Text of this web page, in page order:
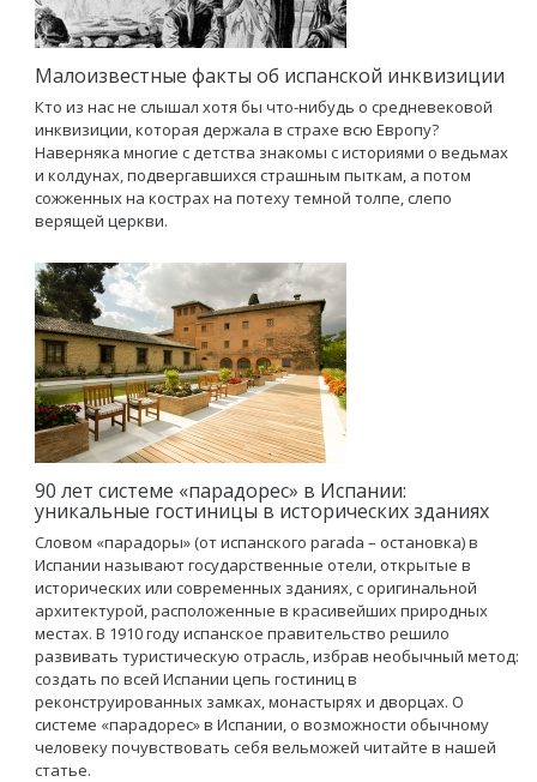
Малоизвестные факты об испанской инквизиции
Кто из нас не слышал хотя бы что-нибудь о средневековой
инквизиции, которая держала в страхе всю Европу?
Наверняка многие с детства знакомы с историями о ведьмах
и колдунах, подвергавшихся страшным пыткам, а потом
сожженных на кострах на потеху темной толпе, слепо
верящей церкви.
90 лет системе «парадорес» в Испании:
уникальные гостиницы в исторических зданиях
Словом «парадоры» (от испанского parada – остановка) в
Испании называют государственные отели, открытые в
исторических или современных зданиях, с оригинальной
архитектурой, расположенные в красивейших природных
местах. В 1910 году испанское правительство решило
развивать туристическую отрасль, избрав необычный метод:
создать по всей Испании цепь гостиниц в
реконструированных замках, монастырях и дворцах. О
системе «парадорес» в Испании, о возможности обычному
человеку почувствовать себя вельможей читайте в нашей
статье.